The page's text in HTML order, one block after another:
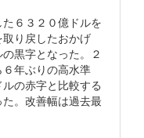
６３２０億ドルを
り戻したおかげ
黒字となった。２
年ぶりの高水準
の赤字と比較する
。改善幅は過去最